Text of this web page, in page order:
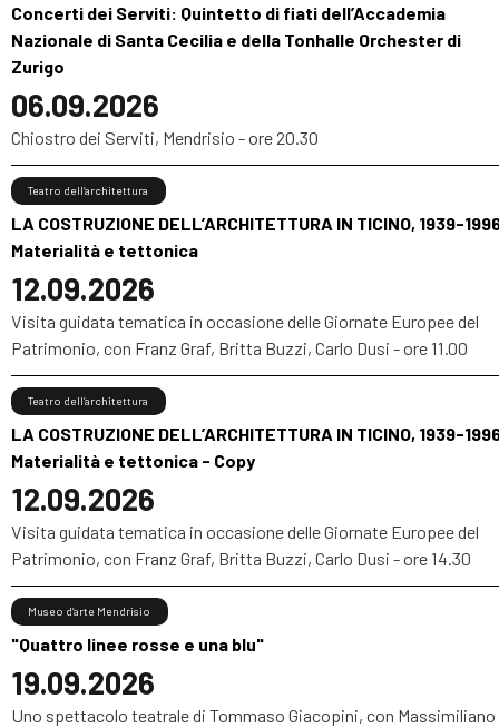
Concerti dei Serviti: Quintetto di fiati dell’Accademia
Nazionale di Santa Cecilia e della Tonhalle Orchester di
Zurigo
06.09.2026
Chiostro dei Serviti, Mendrisio - ore 20.30
LA COSTRUZIONE DELL’ARCHITETTURA IN TICINO, 1939-
Materialità e tettonica
12.09.2026
Teatro dell’architettura
Visita guidata tematica in occasione delle Giornate Europee del
Patrimonio, con Franz Graf, Britta Buzzi, Carlo Dusi - ore 11.00
LA COSTRUZIONE DELL’ARCHITETTURA IN TICINO, 1939-
Materialità e tettonica - Copy
12.09.2026
Teatro dell’architettura
Visita guidata tematica in occasione delle Giornate Europee del
Patrimonio, con Franz Graf, Britta Buzzi, Carlo Dusi - ore 14.30
"Quattro linee rosse e una blu"
19.09.2026
Museo d’arte Mendrisio
Uno spettacolo teatrale di Tommaso Giacopini, con Massimiliano